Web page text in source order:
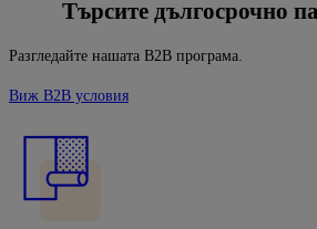
Търсите дългосрочно
Разгледайте нашата B2B програма.
Виж B2B условия